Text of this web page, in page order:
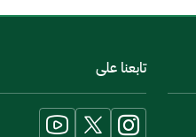
تجربتك في هذه الخدمة
تابعنا على